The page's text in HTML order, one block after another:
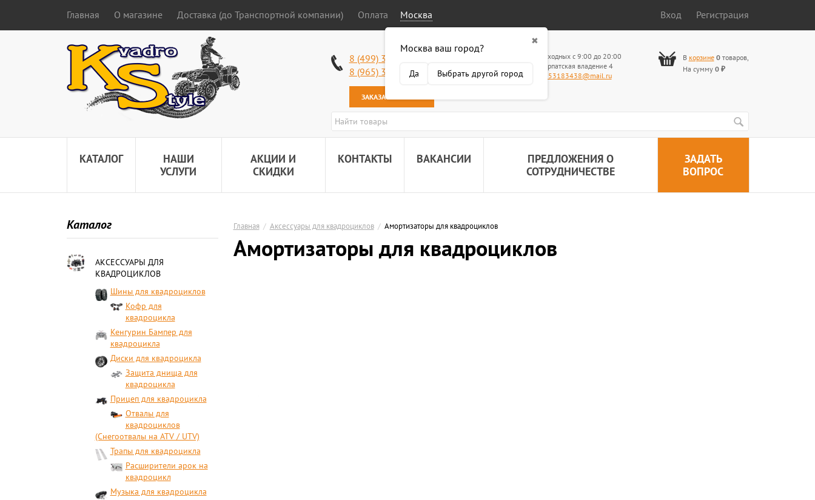
Главная О магазине Доставка (до Транспортной компании) Оплата Москва
✖
Москва ваш город?
Да Выбрать другой город
Вход Регистрация
8 (499) 340-63-51
8 (965) 318-34-38
ЗАКАЗАТЬ ЗВОНОК
Работаем без выходных с 9:00 до 20:00
Самовывоз: 2 Карпатская владение 4
Наша почта:
89653183438@mail.ru
В корзине 0товаров,
На сумму 0 ₽
КАТАЛОГ
НАШИ
УСЛУГИ
АКЦИИ И
СКИДКИ
КОНТАКТЫ ВАКАНСИИ
ПРЕДЛОЖЕНИЯ О
СОТРУДНИЧЕСТВЕ
ЗАДАТЬ
ВОПРОС
Каталог
АКСЕССУАРЫ ДЛЯ
КВАДРОЦИКЛОВ
Шины для квадроциклов
Кофр для
квадроцикла
Кенгурин Бампер для
квадроцикла
Диски для квадроцикла
Защита днища для
квадроцикла
Прицеп для квадроцикла
Отвалы для
квадроциклов
(Снегоотвалы на ATV / UTV)
Трапы для квадроцикла
Расширители арок на
квадроцикл
Музыка для квадроцикла
Главная / Аксессуары для квадроциклов / Амортизаторы для квадроциклов
Амортизаторы для квадроциклов